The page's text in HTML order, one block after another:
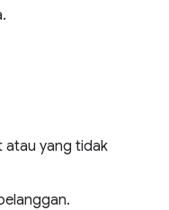
atau yang tidak